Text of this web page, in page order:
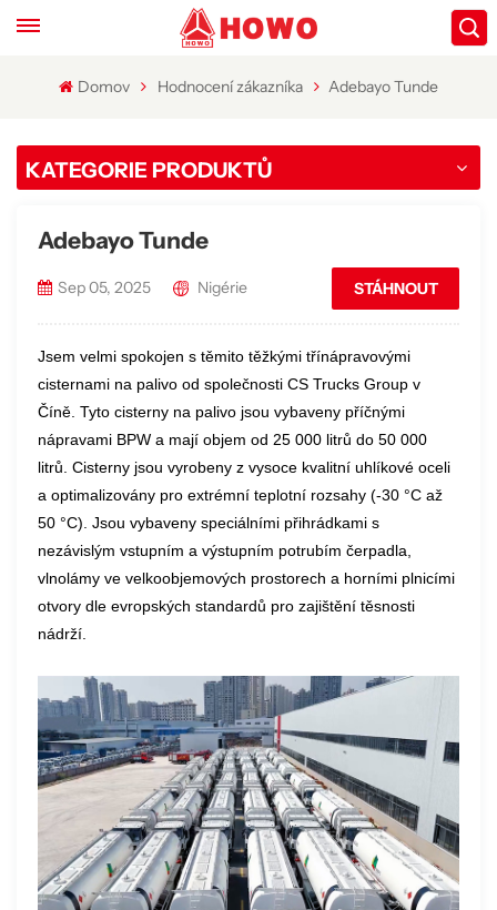
Domov Hodnocení zákazníka Adebayo Tunde
KATEGORIE PRODUKTŮ
Adebayo Tunde
Sep 05, 2025 Nigérie STÁHNOUT
Jsem velmi spokojen s těmito těžkými třínápravovými
cisternami na palivo od společnosti CS Trucks Group v
Číně. Tyto cisterny na palivo jsou vybaveny příčnými
nápravami BPW a mají objem od 25 000 litrů do 50 000
litrů. Cisterny jsou vyrobeny z vysoce kvalitní uhlíkové oceli
a optimalizovány pro extrémní teplotní rozsahy (-30 °C až
50 °C). Jsou vybaveny speciálními přihrádkami s
nezávislým vstupním a výstupním potrubím čerpadla,
vlnolámy ve velkoobjemových prostorech a horními plnicími
otvory dle evropských standardů pro zajištění těsnosti
nádrží.